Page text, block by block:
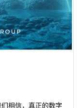
相信，真正的数字